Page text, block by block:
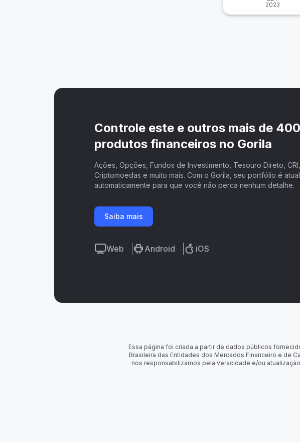
2023
Controle este e outros mais de
produtos financeiros no Gorila
Ações, Opções, Fundos de Investimento, Tesouro Direto, CRI,
Criptomoedas e muito mais. Com o Gorila, seu portfólio é
automaticamente para que você não perca nenhum detalhe.
Saiba mais
Web Android iOS
Essa página foi criada a partir de dados públicos
Brasileira das Entidades dos Mercados Financeiro e de
nos responsabilizamos pela veracidade e/ou